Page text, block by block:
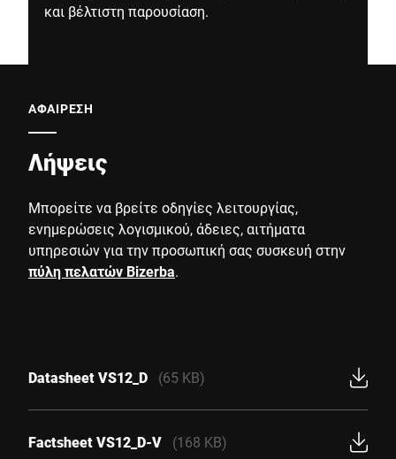
και βέλτιστη παρουσίαση.
ΑΦΑΙΡΕΣΗ
Λήψεις
Μπορείτε να βρείτε οδηγίες λειτουργίας,
ενημερώσεις λογισμικού, άδειες, αιτήματα
υπηρεσιών για την προσωπική σας συσκευή στην
πύλη πελατών Bizerba.
Datasheet VS12_D (65 KB)
Factsheet VS12_D-V (168 KB)